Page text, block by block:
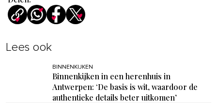
Lees ook
BINNENKIJKEN
Binnenkijken in een herenhuis in
Antwerpen: ‘De basis is wit, waardoor de
authentieke details beter uitkomen’